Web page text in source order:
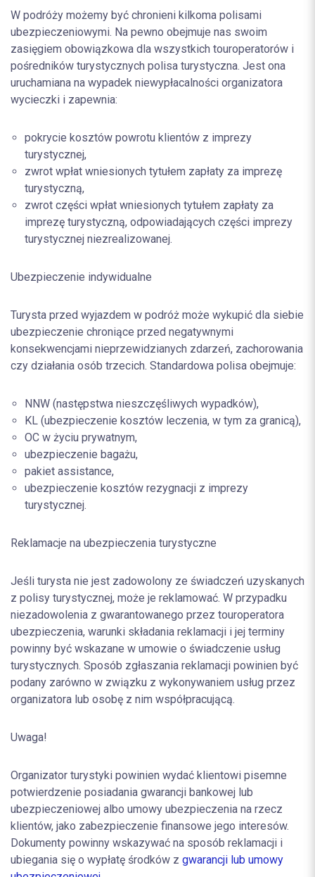
W podróży możemy być chronieni kilkoma polisami
ubezpieczeniowymi. Na pewno obejmuje nas swoim
zasięgiem obowiązkowa dla wszystkich touroperatorów i
pośredników turystycznych polisa turystyczna. Jest ona
uruchamiana na wypadek niewypłacalności organizatora
wycieczki i zapewnia:
pokrycie kosztów powrotu klientów z imprezy
turystycznej,
zwrot wpłat wniesionych tytułem zapłaty za imprezę
turystyczną,
zwrot części wpłat wniesionych tytułem zapłaty za
imprezę turystyczną, odpowiadających części imprezy
turystycznej niezrealizowanej.
Ubezpieczenie indywidualne
Turysta przed wyjazdem w podróż może wykupić dla siebie
ubezpieczenie chroniące przed negatywnymi
konsekwencjami nieprzewidzianych zdarzeń, zachorowania
czy działania osób trzecich. Standardowa polisa obejmuje:
NNW (następstwa nieszczęśliwych wypadków),
KL (ubezpieczenie kosztów leczenia, w tym za granicą),
OC w życiu prywatnym,
ubezpieczenie bagażu,
pakiet assistance,
ubezpieczenie kosztów rezygnacji z imprezy
turystycznej.
Reklamacje na ubezpieczenia turystyczne
Jeśli turysta nie jest zadowolony ze świadczeń uzyskanych
z polisy turystycznej, może je reklamować. W przypadku
niezadowolenia z gwarantowanego przez touroperatora
ubezpieczenia, warunki składania reklamacji i jej terminy
powinny być wskazane w umowie o świadczenie usług
turystycznych. Sposób zgłaszania reklamacji powinien być
podany zarówno w związku z wykonywaniem usług przez
organizatora lub osobę z nim współpracującą.
Uwaga!
Organizator turystyki powinien wydać klientowi pisemne
potwierdzenie posiadania gwarancji bankowej lub
ubezpieczeniowej albo umowy ubezpieczenia na rzecz
klientów, jako zabezpieczenie finansowe jego interesów.
Dokumenty powinny wskazywać na sposób reklamacji i
ubiegania się o wypłatę środków z gwarancji lub umowy